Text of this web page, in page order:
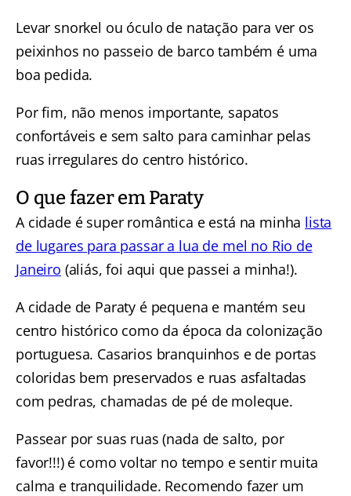
Levar snorkel ou óculo de natação para ver os
peixinhos no passeio de barco também é uma
boa pedida.
Por fim, não menos importante, sapatos
confortáveis e sem salto para caminhar pelas
ruas irregulares do centro histórico.
O que fazer em Paraty
A cidade é super romântica e está na minha lista
de lugares para passar a lua de mel no Rio de
Janeiro (aliás, foi aqui que passei a minha!).
A cidade de Paraty é pequena e mantém seu
centro histórico como da época da colonização
portuguesa. Casarios branquinhos e de portas
coloridas bem preservados e ruas asfaltadas
com pedras, chamadas de pé de moleque.
Passear por suas ruas (nada de salto, por
favor!!!) é como voltar no tempo e sentir muita
calma e tranquilidade. Recomendo fazer um